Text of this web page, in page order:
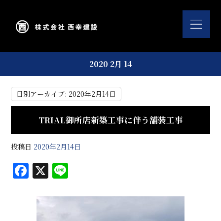
2020 2月 14
日別アーカイブ: 2020年2月14日
TRIAL御所店新築工事に伴う舗装工事
投稿日 2020年2月14日
F
a
c
X
e